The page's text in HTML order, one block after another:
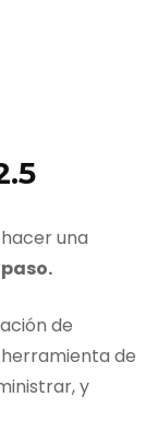
una
de
herramienta de
y